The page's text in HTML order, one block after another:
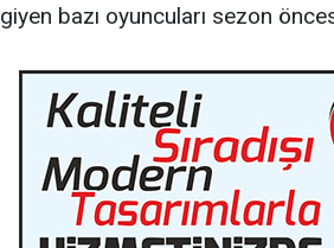
giyen bazı oyuncuları sezon